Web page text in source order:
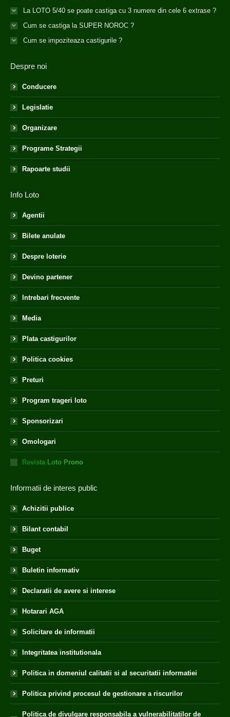
La LOTO 5/40 se poate castiga cu 3 numere din cele 6 extrase ?
Cum se castiga la SUPER NOROC ?
Cum se impoziteaza castigurile ?
Despre noi
Conducere
Legislatie
Organizare
Programe Strategii
Rapoarte studii
Info Loto
Agentii
Bilete anulate
Despre loterie
Devino partener
Intrebari frecvente
Media
Plata castigurilor
Politica cookies
Preturi
Program trageri loto
Sponsorizari
Omologari
Revista Loto Prono
Informatii de interes public
Achizitii publice
Bilant contabil
Buget
Buletin informativ
Declaratii de avere si interese
Hotarari AGA
Solicitare de informatii
Integritatea institutionala
Politica in domeniul calitatii si al securitatii informatiei
Politica privind procesul de gestionare a riscurilor
Politica de divulgare responsabila a vulnerabilitatilor de